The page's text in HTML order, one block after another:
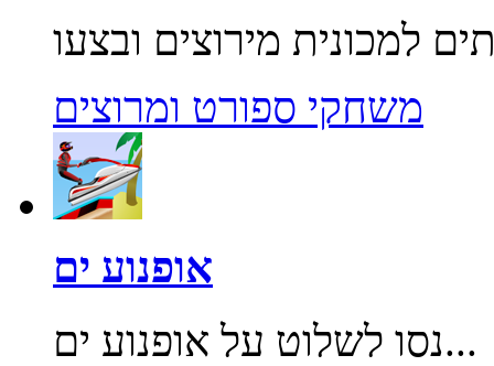
משחקי ספורט ומרוצים
אופנוע ים
נסו לשלוט על אופנוע ים...